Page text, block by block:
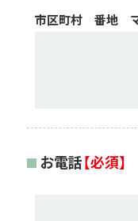
市区町村 番地
お電話【必須】